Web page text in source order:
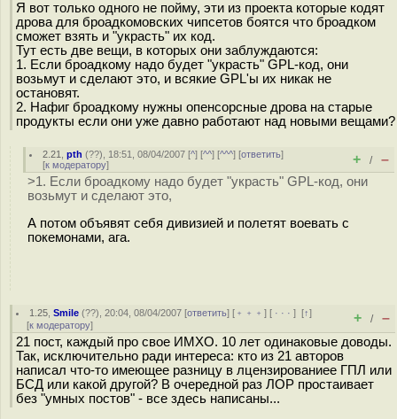
Я вот только одного не пойму, эти из проекта которые кодят
дрова для броадкомовских чипсетов боятся что броадком
сможет взять и "украсть" их код.
Тут есть две вещи, в которых они заблуждаются:
1. Если броадкому надо будет "украсть" GPL-код, они
возьмут и сделают это, и всякие GPL'ы их никак не
остановят.
2. Нафиг броадкому нужны опенсорсные дрова на старые
продукты если они уже давно работают над новыми вещами?
2.21 ,pth (??), 18:51, 08/04/2007 [^] [^^] [^^^] [ответить]
[к модератору] + / –
>1. Если броадкому надо будет "украсть" GPL-код, они
возьмут и сделают это,
А потом объявят себя дивизией и полетят воевать с
покемонами, ага.
1.25 ,Smile (??), 20:04, 08/04/2007 [ответить] [ ﹢﹢﹢] [ · · ·][↑]
[к модератору] + / –
21 пост, каждый про свое ИМХО. 10 лет одинаковые доводы.
Так, исключительно ради интереса: кто из 21 авторов
написал что-то имеющее разницу в лцензированиее ГПЛ или
БСД или какой другой? В очередной раз ЛОР простаивает
без "умных постов" - все здесь написаны...